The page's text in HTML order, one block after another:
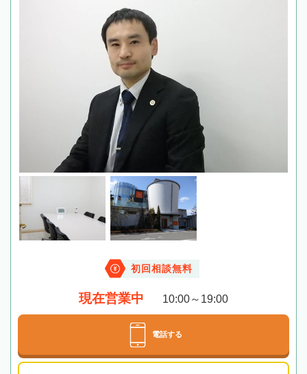
初回相談無料
現在営業中 10:00～19:00
電話する